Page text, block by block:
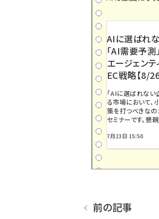
AIに選ばれ
「AI需要予測
エージェンテ
EC戦略【8/
「AIに選ばれない
る市場において、
策を打つべきな
セミナーです。懇
7月23日 15:50
前の記事